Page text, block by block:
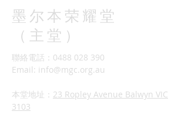
墨尔本荣耀堂
（主堂）
聯絡電話：0488 028 390
Email: info@mgc.org.au
本堂地址： 23 Ropley Avenue Balwyn VIC
3103